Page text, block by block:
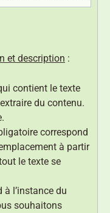
et description :
contient le texte
du contenu.
correspond
à partir
le texte se
à l’instance du
souhaitons